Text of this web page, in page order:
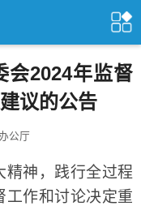
会2024年监督
议的公告
公厅
神，践行全过程
工作和讨论决定重